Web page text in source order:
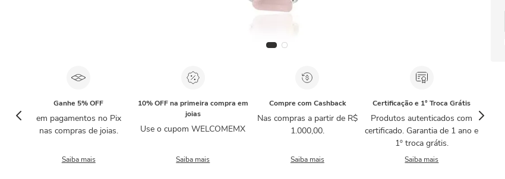
Ganhe 5% OFF
em pagamentos no Pix
nas compras de joias.
Saiba mais
10% OFF na primeira compra em
joias
Use o cupom WELCOMEMX
Saiba mais
Compre com Cashback
Nas compras a partir de R$
1.000,00.
Saiba mais
Certificação e 1° Troca Grátis
Produtos autenticados com
certificado. Garantia de 1 ano e
1º troca grátis.
Saiba mais